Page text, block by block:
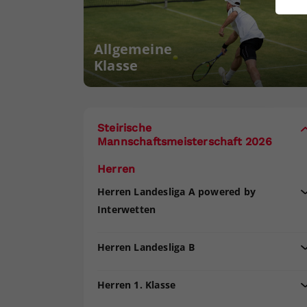
Allgemeine
Klasse
Steirische
Mannschaftsmeisterschaft 2026
Herren
Herren Landesliga A powered by
Interwetten
Herren Landesliga B
Herren 1. Klasse